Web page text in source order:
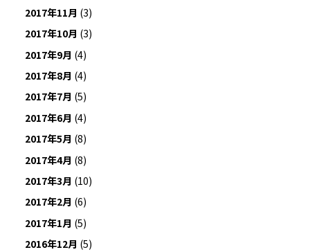
2017年11月 (3)
2017年10月 (3)
2017年9月 (4)
2017年8月 (4)
2017年7月 (5)
2017年6月 (4)
2017年5月 (8)
2017年4月 (8)
2017年3月 (10)
2017年2月 (6)
2017年1月 (5)
2016年12月 (5)